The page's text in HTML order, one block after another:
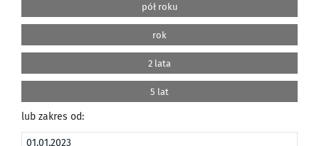
pół roku
rok
2 lata
5 lat
lub zakres od: